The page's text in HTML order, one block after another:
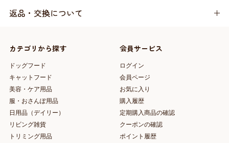
返品・交換について
カテゴリから探す
ドッグフード
キャットフード
美容・ケア用品
服・おさんぽ用品
日用品（デイリー）
リビング雑貨
トリミング用品
会員サービス
ログイン
会員ページ
お気に入り
購入履歴
定期購入商品の確認
クーポンの確認
ポイント履歴